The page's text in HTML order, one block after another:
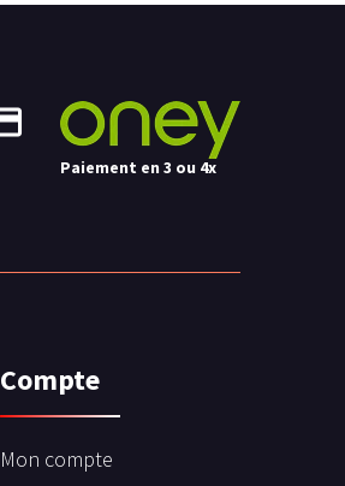
Paiement en 3 ou 4x
Compte
Mon compte